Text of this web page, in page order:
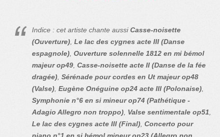
Indice : cet artiste chante aussiCasse-noisette
(Ouverture) Le lac des cygnes acte III (Danse
espagnole) Ouverture solennelle 1812 en mi bémol
majeur op49 Casse-noisette acte II (Danse de la fée
dragée) Sérénade pour cordes en Ut majeur op48
(Valse) Eugène Onéguine op24 acte III (Polonaise)
Symphonie n°6 en si mineur op74 (Pathétique -
Adagio Allegro non troppo) Valse sentimentale op51
Le lac des cygnes acte III (Final) Concerto pour